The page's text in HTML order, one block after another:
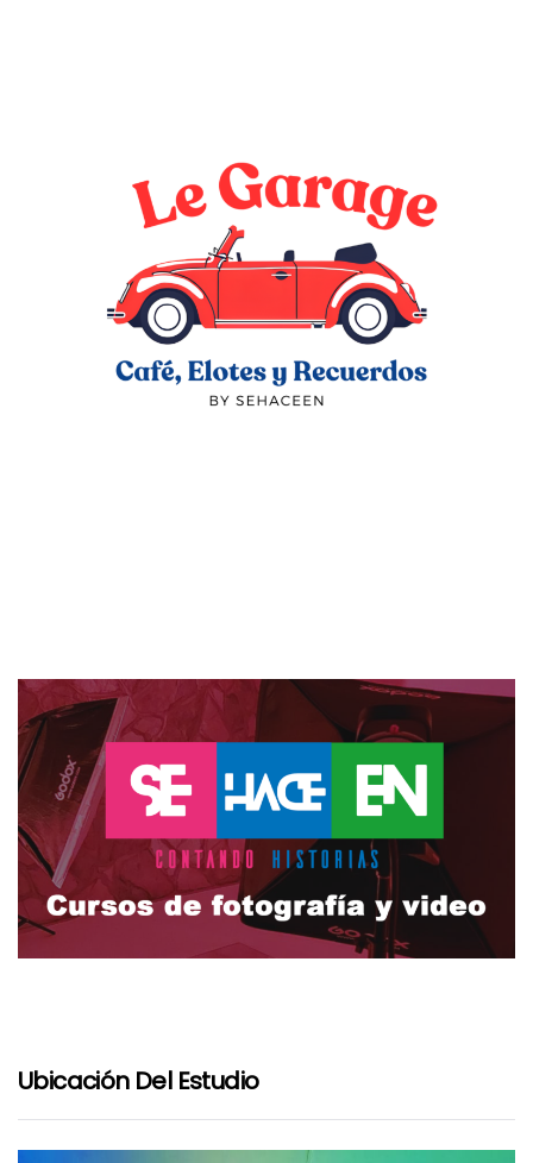
Ubicación Del Estudio